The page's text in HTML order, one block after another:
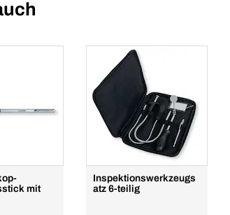
mit
Inspektionswerkzeugs
atz 6-teilig